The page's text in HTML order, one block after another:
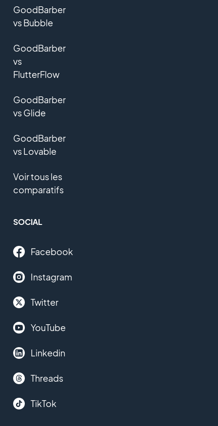
GoodBarber
vs Bubble
GoodBarber
vs
FlutterFlow
GoodBarber
vs Glide
GoodBarber
vs Lovable
Voir tous les
comparatifs
SOCIAL
Facebook
Instagram
Twitter
YouTube
Linkedin
Threads
TikTok